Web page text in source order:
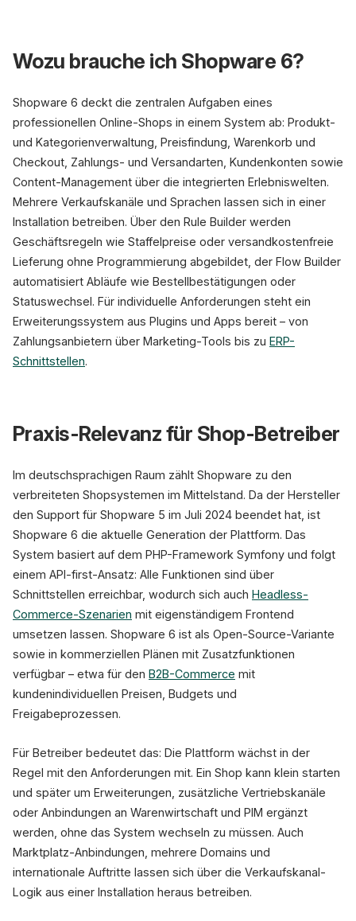
Wozu brauche ich Shopware 6?
Shopware 6 deckt die zentralen Aufgaben eines
professionellen Online-Shops in einem System ab: Produkt-
und Kategorienverwaltung, Preisfindung, Warenkorb und
Checkout, Zahlungs- und Versandarten, Kundenkonten sowie
Content-Management über die integrierten Erlebniswelten.
Mehrere Verkaufskanäle und Sprachen lassen sich in einer
Installation betreiben. Über den Rule Builder werden
Geschäftsregeln wie Staffelpreise oder versandkostenfreie
Lieferung ohne Programmierung abgebildet, der Flow Builder
automatisiert Abläufe wie Bestellbestätigungen oder
Statuswechsel. Für individuelle Anforderungen steht ein
Erweiterungssystem aus Plugins und Apps bereit – von
Zahlungsanbietern über Marketing-Tools bis zu ERP-
Schnittstellen.
Praxis-Relevanz für Shop-Betreiber
Im deutschsprachigen Raum zählt Shopware zu den
verbreiteten Shopsystemen im Mittelstand. Da der Hersteller
den Support für Shopware 5 im Juli 2024 beendet hat, ist
Shopware 6 die aktuelle Generation der Plattform. Das
System basiert auf dem PHP-Framework Symfony und folgt
einem API-first-Ansatz: Alle Funktionen sind über
Schnittstellen erreichbar, wodurch sich auch Headless-
Commerce-Szenarien mit eigenständigem Frontend
umsetzen lassen. Shopware 6 ist als Open-Source-Variante
sowie in kommerziellen Plänen mit Zusatzfunktionen
verfügbar – etwa für den B2B-Commerce mit
kundenindividuellen Preisen, Budgets und
Freigabeprozessen.
Für Betreiber bedeutet das: Die Plattform wächst in der
Regel mit den Anforderungen mit. Ein Shop kann klein starten
und später um Erweiterungen, zusätzliche Vertriebskanäle
oder Anbindungen an Warenwirtschaft und PIM ergänzt
werden, ohne das System wechseln zu müssen. Auch
Marktplatz-Anbindungen, mehrere Domains und
internationale Auftritte lassen sich über die Verkaufskanal-
Logik aus einer Installation heraus betreiben.